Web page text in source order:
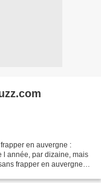
en auvergne :
l année, par dizaine, mais
frapper en auvergne ,